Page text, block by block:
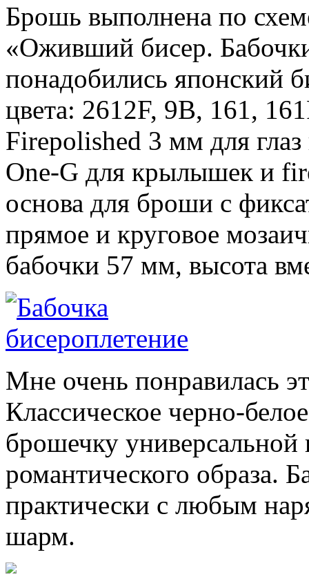
Брошь выполнена по
«Оживший бисер.
понадобились японский
цвета: 2612F, 9B, 161,
Firepolished 3 мм для
One-G для крылышек и
основа для броши с
прямое и круговое
бабочки 57 мм, высота
Мне очень понравилась
Классическое черно-
брошечку универсальной
романтического образа.
практически с любым
шарм.